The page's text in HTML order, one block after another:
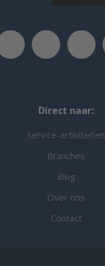
Direct naar:
Service-activiteiten
Branches
Blog
Over ons
Contact